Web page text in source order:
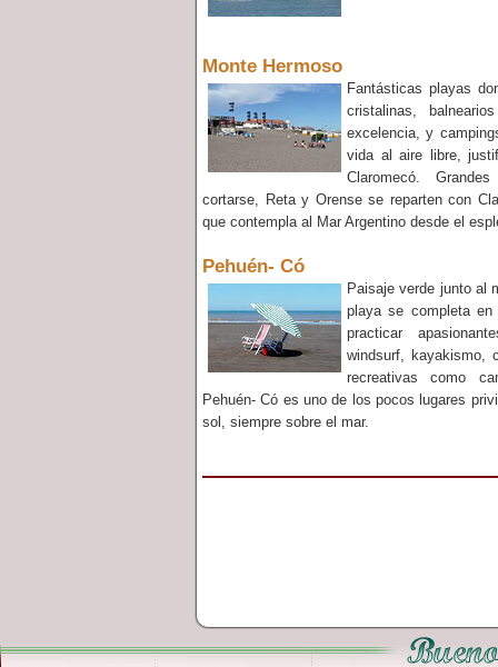
Monte Hermoso
Fantásticas playas
cristalinas,
excelencia, y
vida al aire libre,
Claromecó.
cortarse, Reta y Orense se reparten con
que contempla al Mar Argentino desde el
Pehuén- Có
Paisaje verde junto al
playa se completa
practicar
windsurf, kayakismo,
recreativas como
Pehuén- Có es uno de los pocos lugares
sol, siempre sobre el mar.